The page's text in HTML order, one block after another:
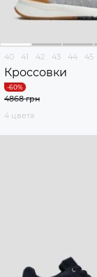
40 41 42 43 44 45
Кроссовки
4868 грн
4 цвета